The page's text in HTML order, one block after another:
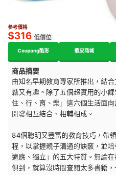
參考價格
$316 低價位
Coupang酷澎 蝦皮商城
商品摘要
由知名早期教育專家所推出，結
鬆又有趣。除了五個超實用的小
住、行、育、樂」這六個生活面
開發相互結合、相輔相成。
84個聰明又豐富的教育技巧，帶
程，以掌握親子溝通的訣竅，並
適應、獨立」的五大特質。無論
俱到，就算沒時間查閱太多書籍